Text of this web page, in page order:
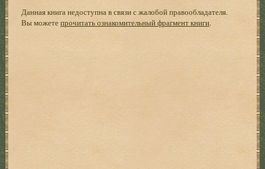
Данная книга недоступна в связи с жалобой правообладателя.
Вы можетепрочитать ознакомительный фрагмент книги.